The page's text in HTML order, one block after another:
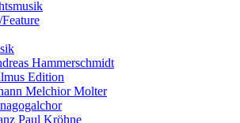
Hammerschmidt
Edition
Melchior Molter
Paul Kröhne